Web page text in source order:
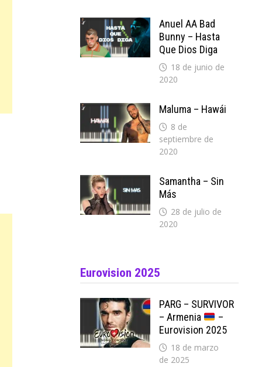
Anuel AA Bad
Bunny – Hasta
Que Dios Diga
18 de junio de
2020
Maluma – Hawái
8 de
septiembre de
2020
Samantha – Sin
Más
28 de julio de
2020
Eurovision 2025
PARG – SURVIVOR
– Armenia
–
Eurovision 2025
18 de marzo
de 2025